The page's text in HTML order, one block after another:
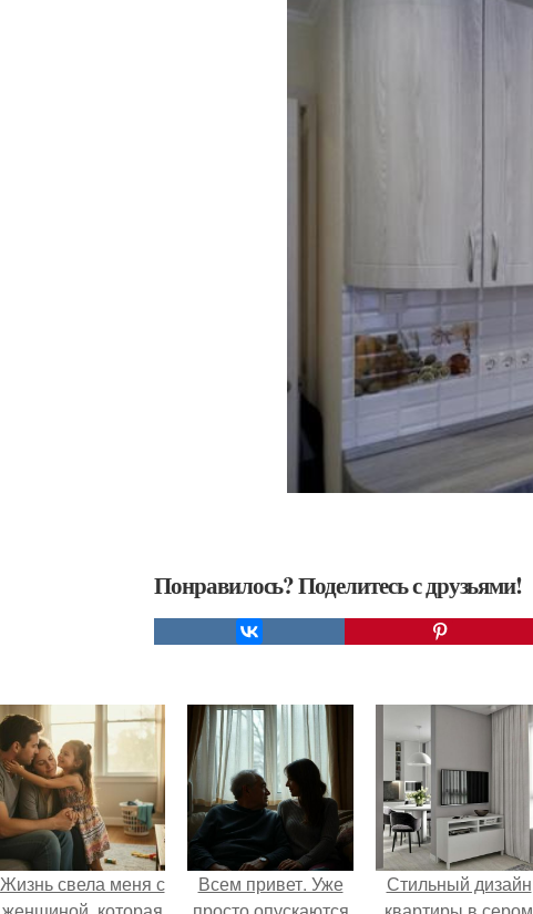
Понравилось? Поделитесь с друзьями!
Жизнь свела меня с
Всем привет. Уже
Стильный дизайн